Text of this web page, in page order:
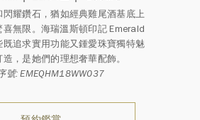
耀鑽石，猶如經典雞尾酒基底上
喜無限。海瑞溫斯頓印記 Emerald
追求實用功能又鍾愛珠寶獨特魅
，是她們的理想奢華配飾。
號: EMEQHM18WW037